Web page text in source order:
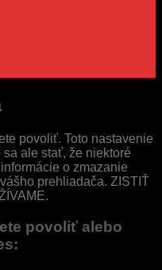
povoliť. Toto nastavenie
ale stať, že niektoré
o zmazanie
prehliadača. ZISTIŤ
povoliť alebo